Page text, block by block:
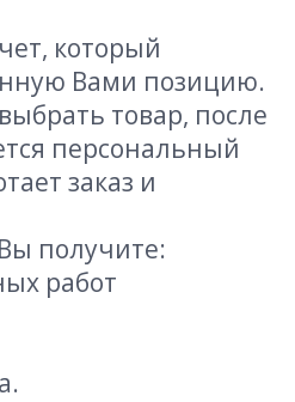
который
Вами позицию.
товар, после
персональный
заказ и
получите:
работ